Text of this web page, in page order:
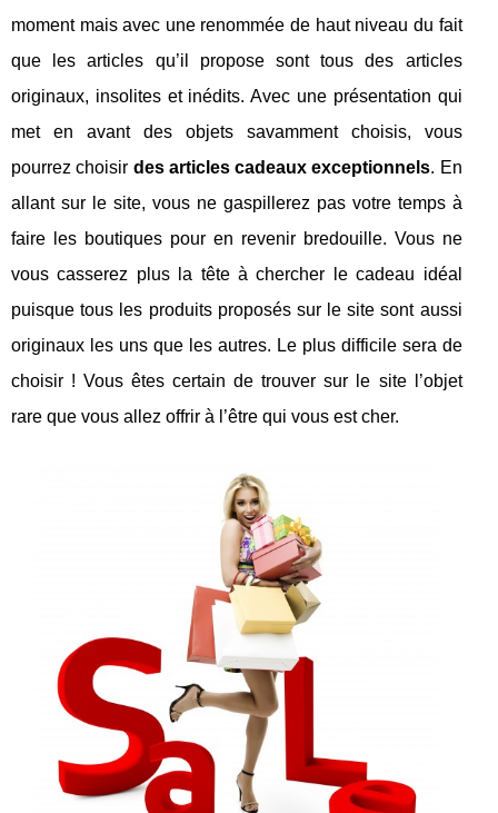
moment mais avec une renommée de haut niveau du fait
que les articles qu’il propose sont tous des articles
originaux, insolites et inédits. Avec une présentation qui
met en avant des objets savamment choisis, vous
pourrez choisir des articles cadeaux exceptionnels. En
allant sur le site, vous ne gaspillerez pas votre temps à
faire les boutiques pour en revenir bredouille. Vous ne
vous casserez plus la tête à chercher le cadeau idéal
puisque tous les produits proposés sur le site sont aussi
originaux les uns que les autres. Le plus difficile sera de
choisir ! Vous êtes certain de trouver sur le site l’objet
rare que vous allez offrir à l’être qui vous est cher.